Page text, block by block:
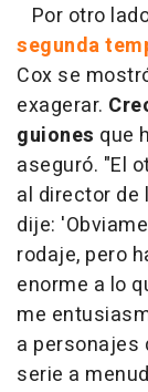
Por otro
segunda
Cox se
exagerar.
guiones que
aseguró. "El
al director de
dije:
rodaje, pero
enorme a lo
me
a personajes
serie a